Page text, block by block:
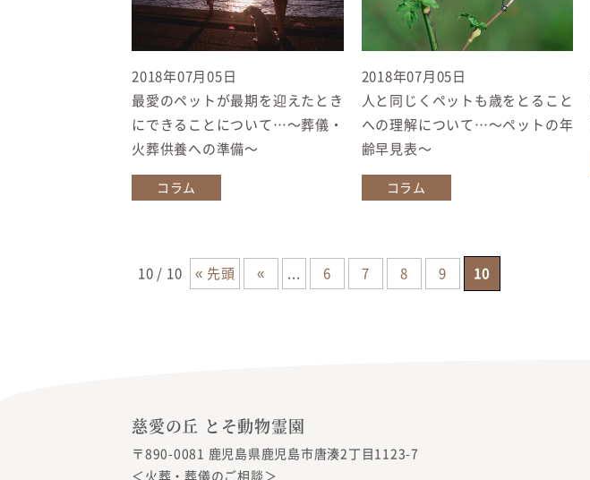
2018年07月05日
最愛のペットが最期を迎えたとき
にできることについて…〜葬儀・
火葬供養への準備〜
コラム
2018年07月05日
人と同じくペットも歳をとること
への理解について…〜ペットの年
齢早見表〜
コラム
10 / 10 « 先頭 « ... 6 7 8 9 10
慈愛の丘 とそ動物霊園
〒890-0081 鹿児島県鹿児島市唐湊2丁目1123-7
＜火葬・葬儀のご相談＞